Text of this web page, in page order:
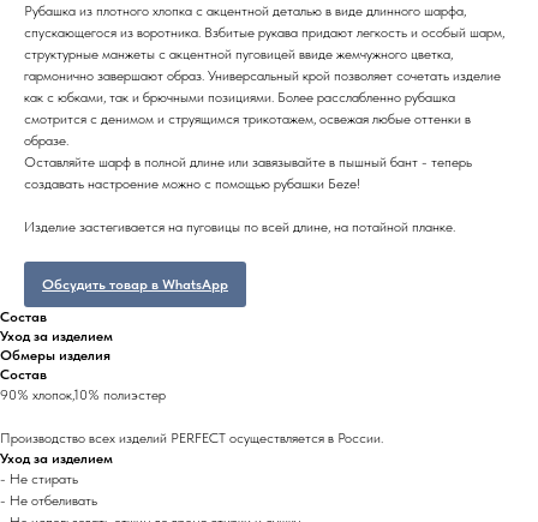
Рубашка из плотного хлопка с акцентной деталью в виде длинного шарфа,
спускающегося из воротника. Взбитые рукава придают легкость и особый шарм,
структурные манжеты с акцентной пуговицей ввиде жемчужного цветка,
гармонично завершают образ. Универсальный крой позволяет сочетать изделие
как с юбками, так и брючными позициями. Более расслабленно рубашка
смотрится с денимом и струящимся трикотажем, освежая любые оттенки в
образе.
Оставляйте шарф в полной длине или завязывайте в пышный бант - теперь
создавать настроение можно с помощью рубашки Беzе!
Изделие застегивается на пуговицы по всей длине, на потайной планке.
Обсудить товар в WhatsApp
Состав
Уход за изделием
Обмеры изделия
Состав
90% хлопок,10% полиэстер
Производство всех изделий PERFECT осуществляется в России.
Уход за изделием
- Не стирать
- Не отбеливать